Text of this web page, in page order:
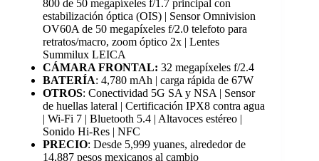
800 de 50 megapíxeles f/1.7 principal con
estabilización óptica (OIS) | Sensor Omnivision
OV60A de 50 megapíxeles f/2.0 telefoto para
retratos/macro, zoom óptico 2x | Lentes
Summilux LEICA
CÁMARA FRONTAL: 32 megapíxeles f/2.4
BATERÍA: 4,780 mAh | carga rápida de 67W
OTROS: Conectividad 5G SA y NSA | Sensor
de huellas lateral | Certificación IPX8 contra agua
| Wi-Fi 7 | Bluetooth 5.4 | Altavoces estéreo |
Sonido Hi-Res | NFC
PRECIO: Desde 5,999 yuanes, alrededor de
14,887 pesos mexicanos al cambio